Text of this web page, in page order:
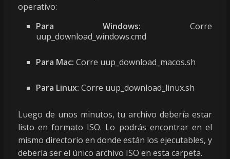
operativo:
Para Windows:Corre
uup_download_windows.cmd
Para Mac: Corre uup_download_macos.sh
Para Linux: Corre uup_download_linux.sh
Luego de unos minutos, tu archivo debería estar
listo en formato ISO. Lo podrás encontrar en el
mismo directorio en donde están los ejecutables, y
debería ser el único archivo ISO en esta carpeta.